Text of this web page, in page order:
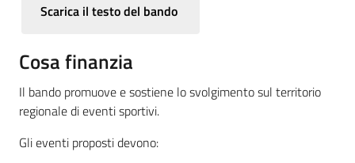
Scarica il testo del bando
Cosa finanzia
Il bando promuove e sostiene lo svolgimento sul territorio
regionale di eventi sportivi.
Gli eventi proposti devono: